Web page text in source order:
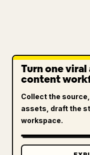
Turn one
content
Collect the
assets, draft the
workspace.